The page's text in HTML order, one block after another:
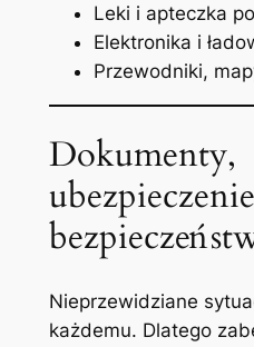
Leki i apteczka
Elektronika i
Przewodniki,
Dokumenty,
Nieprzewidziane
każdemu. Dlatego